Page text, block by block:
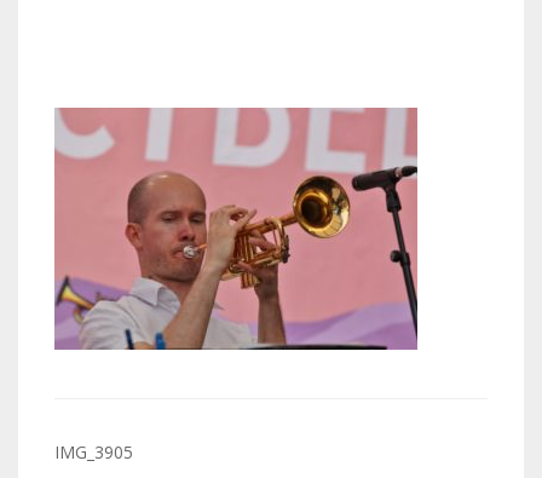
Navigation
IMG_3905